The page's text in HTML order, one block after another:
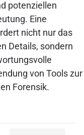
potenziellen
Eine
nicht nur das
Details, sondern
von Tools zur
Forensik.